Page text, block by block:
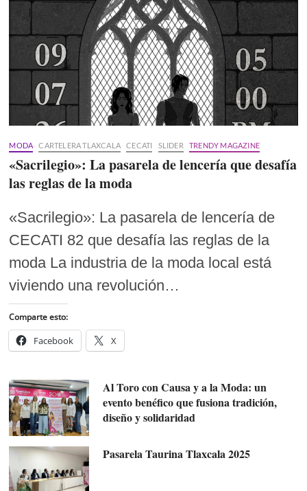
MODA CARTELERA TLAXCALA CECATI SLIDER TRENDY MAGAZINE
«Sacrilegio»: La pasarela de lencería que desafía
las reglas de la moda
«Sacrilegio»: La pasarela de lencería de
CECATI 82 que desafía las reglas de la
moda La industria de la moda local está
viviendo una revolución…
Comparte esto:
Facebook X
Al Toro con Causa y a la Moda: un
evento benéfico que fusiona tradición,
diseño y solidaridad
Pasarela Taurina Tlaxcala 2025